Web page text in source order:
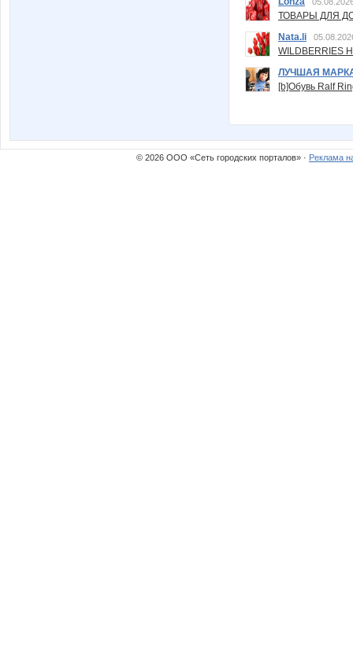
ТОВАРЫ ДЛЯ
Nata.li
ЛУЧШАЯ
[b]Обувь Ralf
© 2026 ООО «Сеть городских порталов» · Реклама